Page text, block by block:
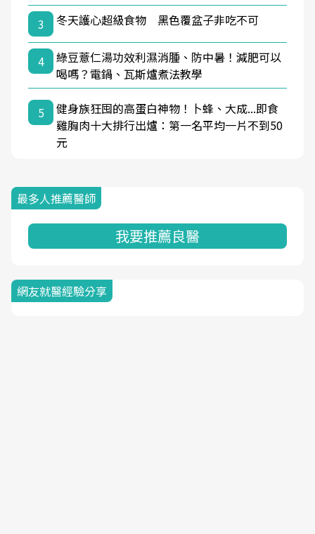
3
冬天護心超級食物 黑色覆盆子非吃不可
4
綠豆薏仁湯功效利濕消腫、防中暑！減肥可以
喝嗎？電鍋、瓦斯爐煮法教學
5
健身族狂囤的高蛋白神物！卜蜂、大成...即食
雞胸肉十大排行出爐：第一名平均一片不到50
元
最多人推薦醫師
我要推薦良醫
網友就醫經驗分享